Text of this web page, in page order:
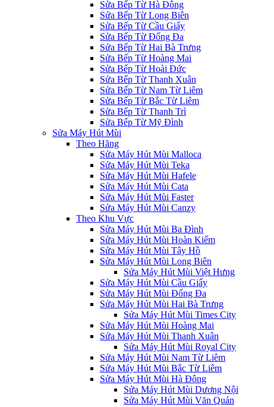
Sửa Bếp Từ Hà Đông
Sửa Bếp Từ Long Biên
Sửa Bếp Từ Cầu Giấy
Sửa Bếp Từ Đống Đa
Sửa Bếp Từ Hai Bà Trưng
Sửa Bếp Từ Hoàng Mai
Sửa Bếp Từ Hoài Đức
Sửa Bếp Từ Thanh Xuân
Sửa Bếp Từ Nam Từ Liêm
Sửa Bếp Từ Bắc Từ Liêm
Sửa Bếp Từ Thanh Trì
Sửa Bếp Từ Mỹ Đình
Sửa Máy Hút Mùi
Theo Hãng
Sửa Máy Hút Mùi Malloca
Sửa Máy Hút Mùi Teka
Sửa Máy Hút Mùi Hafele
Sửa Máy Hút Mùi Cata
Sửa Máy Hút Mùi Faster
Sửa Máy Hút Mùi Canzy
Theo Khu Vực
Sửa Máy Hút Mùi Ba Đình
Sửa Máy Hút Mùi Hoàn Kiếm
Sửa Máy Hút Mùi Tây Hồ
Sửa Máy Hút Mùi Long Biên
Sửa Máy Hút Mùi Việt Hưng
Sửa Máy Hút Mùi Cầu Giấy
Sửa Máy Hút Mùi Đống Đa
Sửa Máy Hút Mùi Hai Bà Trưng
Sửa Máy Hút Mùi Times City
Sửa Máy Hút Mùi Hoàng Mai
Sửa Máy Hút Mùi Thanh Xuân
Sửa Máy Hút Mùi Royal City
Sửa Máy Hút Mùi Nam Từ Liêm
Sửa Máy Hút Mùi Bắc Từ Liêm
Sửa Máy Hút Mùi Hà Đông
Sửa Máy Hút Mùi Dương Nội
Sửa Máy Hút Mùi Văn Quán